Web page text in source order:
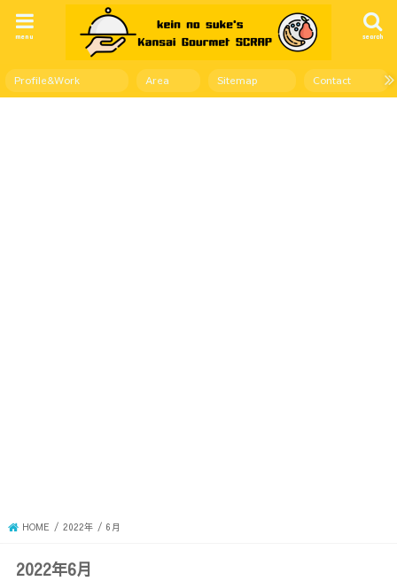
search
menu
Profile&Work Area Sitemap Contact
HOME 2022年 6月
2022年6月